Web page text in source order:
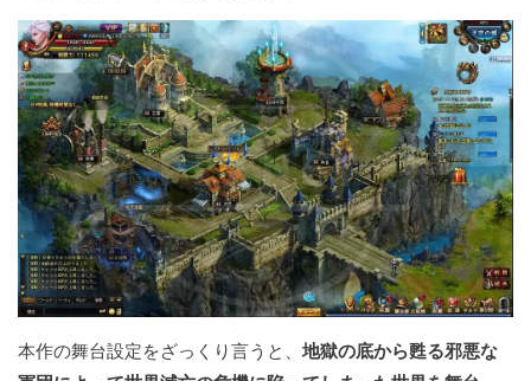
本作の舞台設定をざっくり言うと、 地獄の底から甦る邪悪な